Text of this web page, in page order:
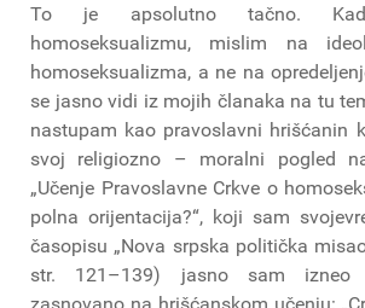
To je apsolutno tačno.
homoseksualizmu, mislim na
homoseksualizma, a ne na
se jasno vidi iz mojih članaka na tu
nastupam kao pravoslavni hrišćanin
svoj religiozno – moralni pogled
„Učenje Pravoslavne Crkve o
polna orijentacija?“, koji sam
časopisu „Nova srpska politička
str. 121–139) jasno sam izneo